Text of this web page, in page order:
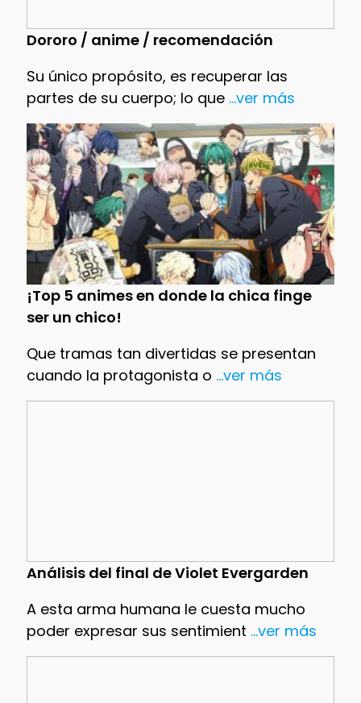
Dororo / anime / recomendación
Su único propósito, es recuperar las
partes de su cuerpo; lo que...ver más
¡Top 5 animes en donde la chica finge
ser un chico!
Que tramas tan divertidas se presentan
cuando la protagonista o ...ver más
Análisis del final de Violet Evergarden
A esta arma humana le cuesta mucho
poder expresar sus sentimient ...ver más